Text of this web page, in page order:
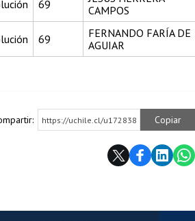
69
CAMPOS
69
FERNANDO FARÍA DE
AGUIAR
https://uchile.cl/u172838 Copiar